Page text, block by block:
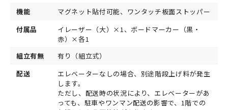
機能
マグネット貼付可能、ワンタッチ板面ストッパー
付属品
イレーザー（大）×1、ボードマーカー（黒・
赤）×各1
組立有無
有り（組立式）
配送
エレベーターなしの場合、別途階段上げ料が発生
します。
ただし、配送時の状況により、エレベーターがあ
っても、駐車やワンマン配送の影響で、1階での